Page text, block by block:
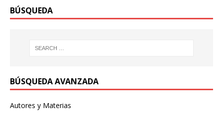
BÚSQUEDA
BÚSQUEDA AVANZADA
Autores y Materias